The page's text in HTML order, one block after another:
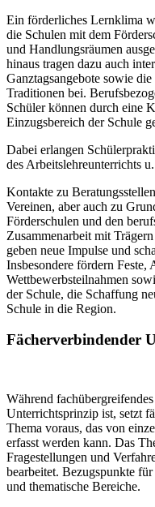
Ein förderliches Lernklima
die Schulen mit dem
und Handlungsräumen
hinaus tragen dazu auch
Ganztagsangebote sowie
Traditionen bei.
Schüler können durch eine
Einzugsbereich der Schule
Dabei erlangen
des Arbeitslehreunterrichts
Kontakte zu
Vereinen, aber auch zu
Förderschulen und den
Zusammenarbeit mit
geben neue Impulse und
Insbesondere fördern Feste,
Wettbewerbsteilnahmen
der Schule, die Schaffung
Schule in die Region.
Fächerverbindender
Während
Unterrichtsprinzip ist, setzt
Thema voraus, das von
erfasst werden kann. Das
Fragestellungen und
bearbeitet. Bezugspunkte
und thematische Bereiche.